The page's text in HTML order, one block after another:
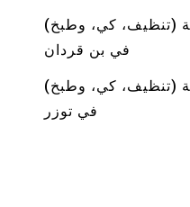
(تنظيف، كي، وطبخ)
في بن قردان
(تنظيف، كي، وطبخ)
في توزر